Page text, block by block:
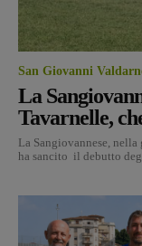
San Giovanni
La
Tavarnelle,
La Sangiovannese,
ha sancito il debutto